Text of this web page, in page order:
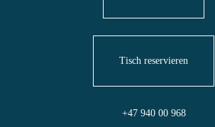
Tisch reservieren
+47 940 00 968